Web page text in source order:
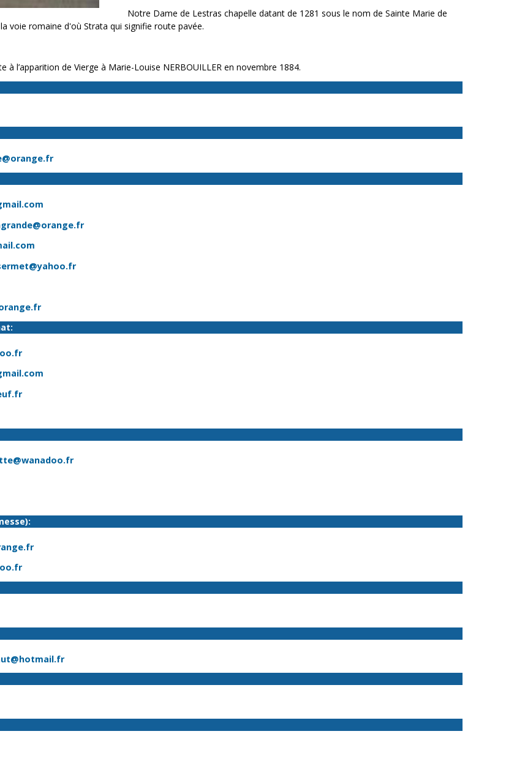
Notre Dame de Lestras chapelle datant de 1281 sous le nom de Sainte Marie de
voie romaine d'où Strata qui signifie route pavée.
l’apparition de Vierge à Marie-Louise NERBOUILLER en novembre 1884.